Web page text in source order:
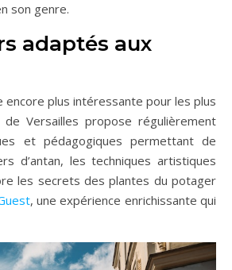
son genre.
adaptés aux
encore plus intéressante pour les plus
de Versailles propose régulièrement
et pédagogiques permettant de
d’antan, les techniques artistiques
les secrets des plantes du potager
, une expérience enrichissante qui